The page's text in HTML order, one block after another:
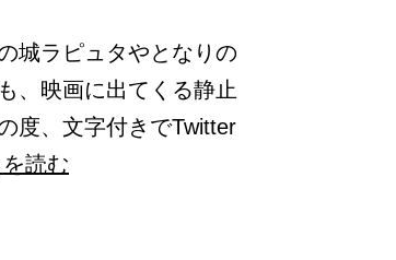
城ラピュタやとなりの
、映画に出てくる静止
度、文字付きでTwitter
読む